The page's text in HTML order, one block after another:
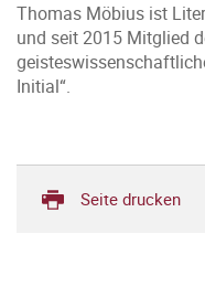
Thomas Möbius ist
und seit 2015 Mitglied
Initial“.
Seite drucken